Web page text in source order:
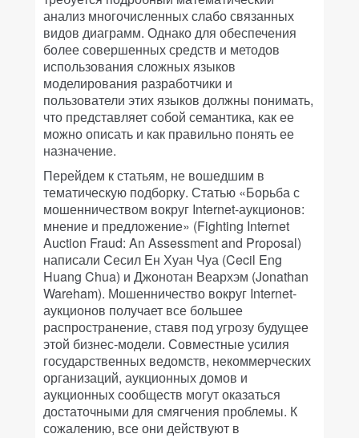
анализ многочисленных слабо связанных
видов диаграмм. Однако для обеспечения
более совершенных средств и методов
использования сложных языков
моделирования разработчики и
пользователи этих языков должны понимать,
что представляет собой семантика, как ее
можно описать и как правильно понять ее
назначение.
Перейдем к статьям, не вошедшим в
тематическую подборку. Статью «Борьба с
мошенничеством вокруг Internet-аукционов:
мнение и предложение» (Fighting Internet
Auction Fraud: An Assessment and Proposal)
написали Сесил Ен Хуан Чуа (Cecil Eng
Huang Chua) и Джонотан Веархэм (Jonathan
Wareham). Мошенничество вокруг Internet-
аукционов получает все большее
распространение, ставя под угрозу будущее
этой бизнес-модели. Совместные усилия
государственных ведомств, некоммерческих
организаций, аукционных домов и
аукционных сообществ могут оказаться
достаточными для смягчения проблемы. К
сожалению, все они действуют в